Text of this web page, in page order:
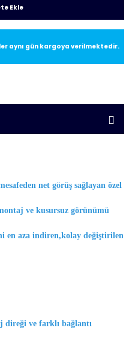
Ekle
aynı gün kargoya verilmektedir.
net görüş sağlayan özel
ve kusursuz görünümü
en aza indiren,kolay değiştirilen
ve farklı bağlantı